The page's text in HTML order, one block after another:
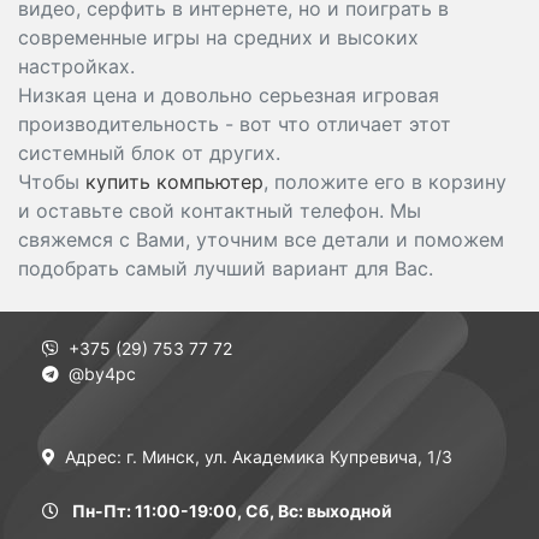
видео, серфить в интернете, но и поиграть в
современные игры на средних и высоких
настройках.
Низкая цена и довольно серьезная игровая
производительность - вот что отличает этот
системный блок от других.
Чтобы купить компьютер, положите его в корзину
и оставьте свой контактный телефон. Мы
свяжемся с Вами, уточним все детали и поможем
подобрать самый лучший вариант для Вас.
+375 (29) 753 77 72
@by4pc
Адрес: г. Минск, ул. Академика Купревича, 1/3
Пн-Пт: 11:00-19:00, Сб, Вс: выходной